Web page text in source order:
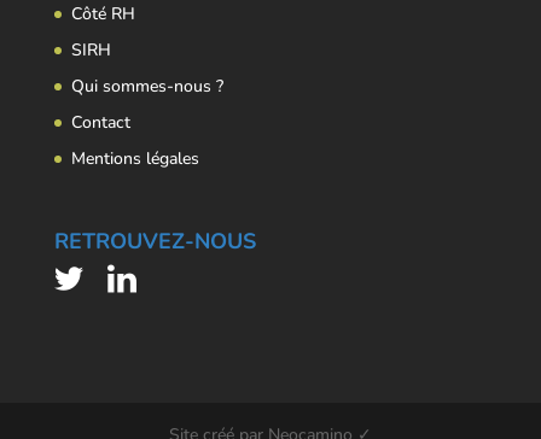
Côté RH
SIRH
Qui sommes-nous ?
Contact
Mentions légales
RETROUVEZ-NOUS